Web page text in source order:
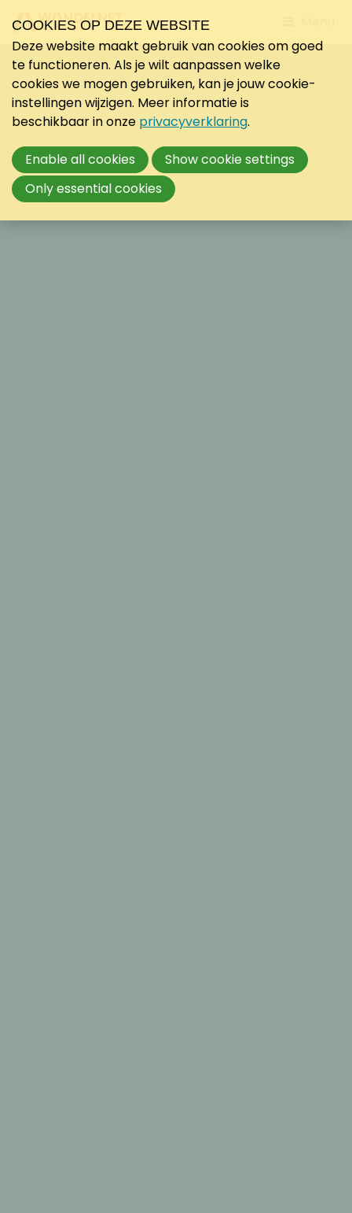
to
COOKIES OP DEZE WEBSITE
Deze website maakt gebruik van cookies om goed
te functioneren. Als je wilt aanpassen welke
cookies we mogen gebruiken, kan je jouw cookie-
instellingen wijzigen. Meer informatie is
beschikbaar in onze privacyverklaring.
Enable all cookies
Show cookie settings
Only essential cookies